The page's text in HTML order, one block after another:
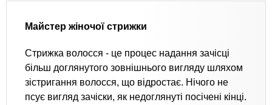
Майстер жіночої стрижки
Стрижка волосся - це процес надання зачісці
більш доглянутого зовнішнього вигляду шляхом
зістригання волосся, що відростає. Нічого не
псує вигляд зачіски, як недоглянуті посічені кінці.